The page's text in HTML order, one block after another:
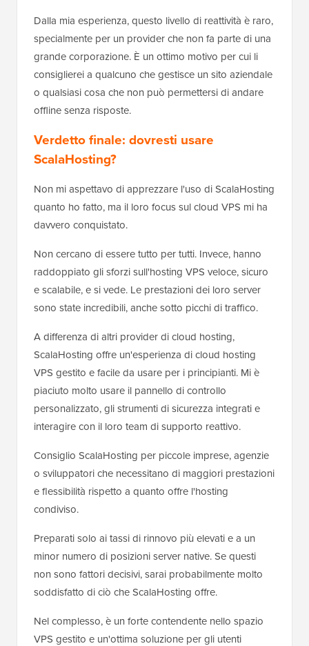
Dalla mia esperienza, questo livello di reattività è raro,
specialmente per un provider che non fa parte di una
grande corporazione. È un ottimo motivo per cui li
consiglierei a qualcuno che gestisce un sito aziendale
o qualsiasi cosa che non può permettersi di andare
offline senza risposte.
Verdetto finale: dovresti usare
ScalaHosting?
Non mi aspettavo di apprezzare l'uso di ScalaHosting
quanto ho fatto, ma il loro focus sul cloud VPS mi ha
davvero conquistato.
Non cercano di essere tutto per tutti. Invece, hanno
raddoppiato gli sforzi sull'hosting VPS veloce, sicuro
e scalabile, e si vede. Le prestazioni dei loro server
sono state incredibili, anche sotto picchi di traffico.
A differenza di altri provider di cloud hosting,
ScalaHosting offre un'esperienza di cloud hosting
VPS gestito e facile da usare per i principianti. Mi è
piaciuto molto usare il pannello di controllo
personalizzato, gli strumenti di sicurezza integrati e
interagire con il loro team di supporto reattivo.
Consiglio ScalaHosting per piccole imprese, agenzie
o sviluppatori che necessitano di maggiori prestazioni
e flessibilità rispetto a quanto offre l'hosting
condiviso.
Preparati solo ai tassi di rinnovo più elevati e a un
minor numero di posizioni server native. Se questi
non sono fattori decisivi, sarai probabilmente molto
soddisfatto di ciò che ScalaHosting offre.
Nel complesso, è un forte contendente nello spazio
VPS gestito e un'ottima soluzione per gli utenti